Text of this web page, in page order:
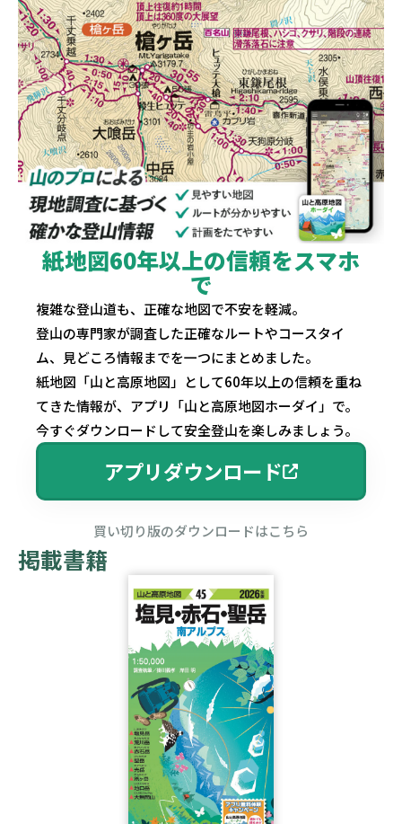
紙地図60年以上の信頼をスマホ
で
複雑な登山道も、正確な地図で不安を軽減。
登山の専門家が調査した正確なルートやコースタイ
ム、見どころ情報までを一つにまとめました。
紙地図「山と高原地図」として60年以上の信頼を重ね
てきた情報が、アプリ「山と高原地図ホーダイ」で。
今すぐダウンロードして安全登山を楽しみましょう。
アプリダウンロード
買い切り版のダウンロードはこちら
掲載書籍